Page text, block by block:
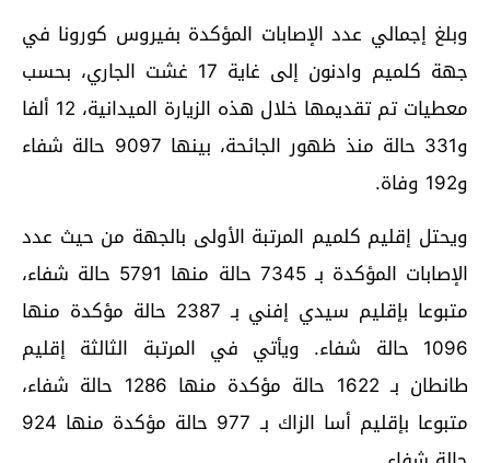
وبلغ إجمالي عدد الإصابات المؤكدة بفيروس كورونا في
جهة كلميم وادنون إلى غاية 17 غشت الجاري، بحسب
معطيات تم تقديمها خلال هذه الزيارة الميدانية، 12 ألفا
و331 حالة منذ ظهور الجائحة، بينها 9097 حالة شفاء
و192 وفاة.
ويحتل إقليم كلميم المرتبة الأولى بالجهة من حيث عدد
الإصابات المؤكدة بـ 7345 حالة منها 5791 حالة شفاء،
متبوعا بإقليم سيدي إفني بـ 2387 حالة مؤكدة منها
1096 حالة شفاء. ويأتي في المرتبة الثالثة إقليم
طانطان بـ 1622 حالة مؤكدة منها 1286 حالة شفاء،
متبوعا بإقليم أسا الزاك بـ 977 حالة مؤكدة منها 924